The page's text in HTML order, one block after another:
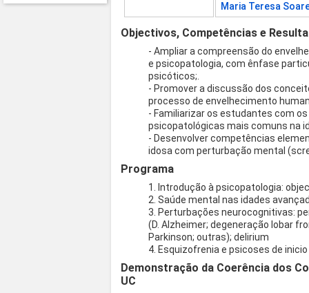
Maria Teresa
Objectivos, Competências e
- Ampliar a compreensão do
e psicopatologia, com ênfase
psicóticos;.
- Promover a discussão dos
processo de envelhecimento
- Familiarizar os estudantes com
psicopatológicas mais comuns na
- Desenvolver competências
idosa com perturbação mental
Programa
1. Introdução à psicopatologia:
2. Saúde mental nas idades
3. Perturbações neurocognitivas:
(D. Alzheimer; degeneração lobar
Parkinson; outras); delirium
4. Esquizofrenia e psicoses de
Demonstração da Coerência dos
UC